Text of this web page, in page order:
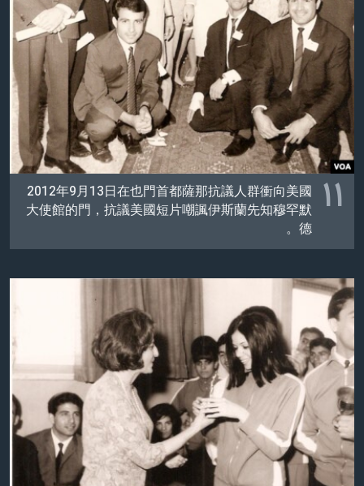
۱۱
2012年9月13日在也門首都薩那抗議人群衝向美國
大使館的門，抗議美國短片嘲諷伊斯蘭先知穆罕默
德。